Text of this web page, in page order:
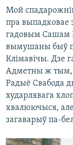
Мой
пра выпадковае
гадовым Сашам
вымушаны быў
Клімавічы. Дзе
Адметны ж тым,
Радыё Свабода
хударлявага
хвалюючыся,
загаварыў па-